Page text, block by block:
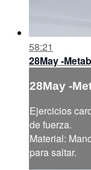
58:21
28May -
28May -
Ejercicios
de fuerza.
Material:
para saltar.